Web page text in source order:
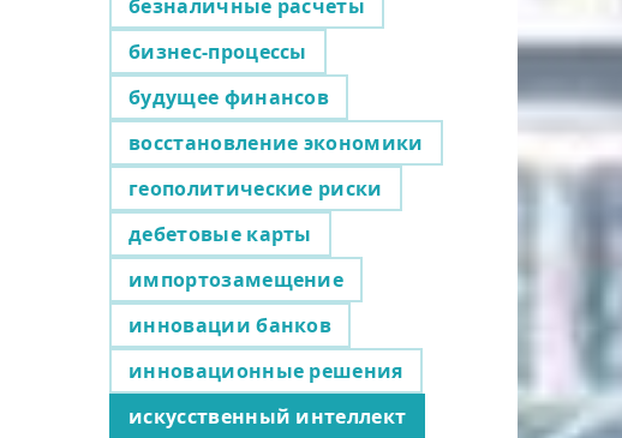
безналичные расчеты
бизнес-процессы
будущее финансов
восстановление экономики
геополитические риски
дебетовые карты
импортозамещение
инновации банков
инновационные решения
искусственный интеллект